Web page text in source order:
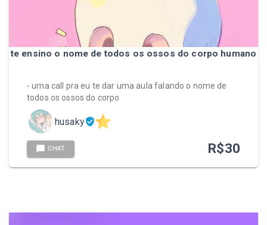
te ensino o nome de todos os ossos do corpo humano
- uma call pra eu te dar uma aula falando o nome de
todos os ossos do corpo
husaky
CHAT R$30